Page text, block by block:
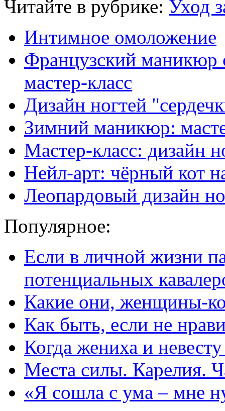
Читайте в рубрике: Уход
Интимное омоложение
Французский маникюр
мастер-класс
Дизайн ногтей
Зимний маникюр:
Мастер-класс: дизайн
Нейл-арт: чёрный кот
Леопардовый дизайн
Популярное:
Если в личной жизни
потенциальных
Какие они, женщины-
Как быть, если не
Когда жениха и
Места силы. Карелия.
«Я сошла с ума – мне